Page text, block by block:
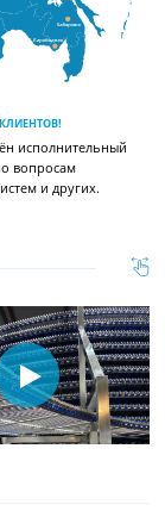
исполнительный
вопросам
и других.